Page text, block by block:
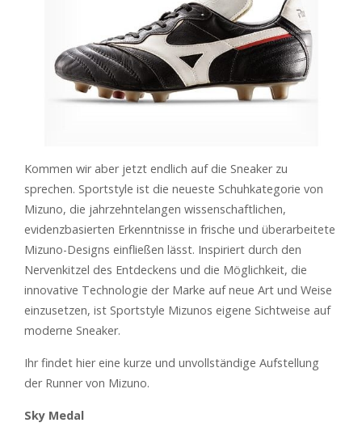
Kommen wir aber jetzt endlich auf die Sneaker zu
sprechen. Sportstyle ist die neueste Schuhkategorie von
Mizuno, die jahrzehntelangen wissenschaftlichen,
evidenzbasierten Erkenntnisse in frische und überarbeitete
Mizuno-Designs einfließen lässt. Inspiriert durch den
Nervenkitzel des Entdeckens und die Möglichkeit, die
innovative Technologie der Marke auf neue Art und Weise
einzusetzen, ist Sportstyle Mizunos eigene Sichtweise auf
moderne Sneaker.
Ihr findet hier eine kurze und unvollständige Aufstellung
der Runner von Mizuno.
Sky Medal